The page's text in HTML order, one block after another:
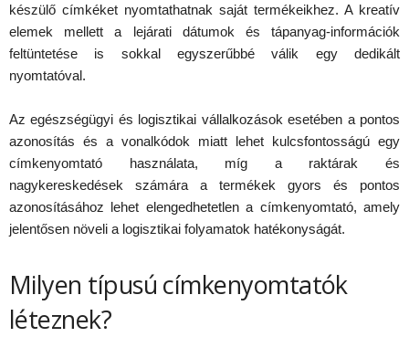
készülő címkéket nyomtathatnak saját termékeikhez. A kreatív
elemek mellett a lejárati dátumok és tápanyag-információk
feltüntetése is sokkal egyszerűbbé válik egy dedikált
nyomtatóval.
Az egészségügyi és logisztikai vállalkozások esetében a pontos
azonosítás és a vonalkódok miatt lehet kulcsfontosságú egy
címkenyomtató használata, míg a raktárak és
nagykereskedések számára a termékek gyors és pontos
azonosításához lehet elengedhetetlen a címkenyomtató, amely
jelentősen növeli a logisztikai folyamatok hatékonyságát.
Milyen típusú címkenyomtatók
léteznek?